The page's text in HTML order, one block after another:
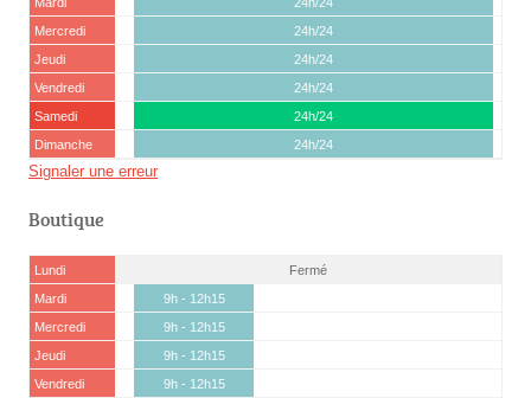
Mercredi
24h/24
Jeudi
24h/24
Vendredi
24h/24
Samedi
24h/24
Dimanche
24h/24
Signaler une erreur
Boutique
Lundi
Fermé
Mardi
9h - 12h15
Mercredi
9h - 12h15
Jeudi
9h - 12h15
Vendredi
9h - 12h15